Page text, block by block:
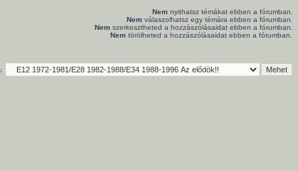
Nem nyithatsz témákat ebben a fórumban.
Nem válaszolhatsz egy témára ebben a fórumban.
Nem szerkesztheted a hozzászólásaidat ebben a fórumban.
Nem törölheted a hozzászólásaidat ebben a fórumban.